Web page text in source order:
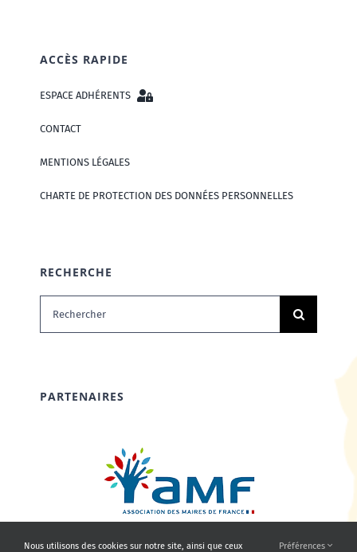
ACCÈS RAPIDE
ESPACE ADHÉRENTS
CONTACT
MENTIONS LÉGALES
CHARTE DE PROTECTION DES DONNÉES PERSONNELLES
RECHERCHE
Rechercher:
PARTENAIRES
Nous utilisons des cookies sur notre site, ainsi que ceux Préférences